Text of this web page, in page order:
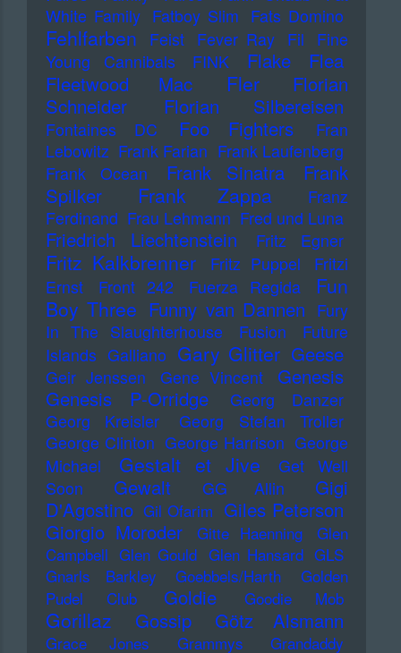
White Family Fatboy Slim Fats Domino
Fehlfarben Feist Fever Ray Fil
Fine
Young Cannibals
FINK Flake
Flea
Fleetwood Mac
Fler
Florian
Schneider
Florian Silbereisen
Fontaines DC Foo Fighters
Fran
Lebowitz Frank Farian Frank Laufenberg
Frank Ocean
Frank Sinatra
Frank
Spilker
Frank Zappa
Franz
Ferdinand Frau Lehmann Fred und Luna
Friedrich Liechtenstein Fritz Egner
Fritz Kalkbrenner Fritz Puppel
Fritzi
Ernst
Front 242 Fuerza Regida
Fun
Boy Three Funny van Dannen Fury
In The Slaughterhouse
Fusion
Future
Islands Galliano Gary Glitter Geese
Geir Jenssen Gene Vincent
Genesis
Genesis P-Orridge
Georg Danzer
Georg Kreisler
Georg Stefan Troller
George Clinton George Harrison George
Michael
Gestalt et Jive
Get Well
Soon
Gewalt GG Allin
Gigi
D'Agostino Gil Ofarim Giles Peterson
Giorgio Moroder
Gitte Haenning
Glen
Campbell Glen Gould Glen Hansard GLS
Gnarls Barkley
Goebbels/Harth
Golden
Pudel Club
Goldie Goodie Mob
Gorillaz Gossip Götz Alsmann
Grace Jones Grammys Grandaddy